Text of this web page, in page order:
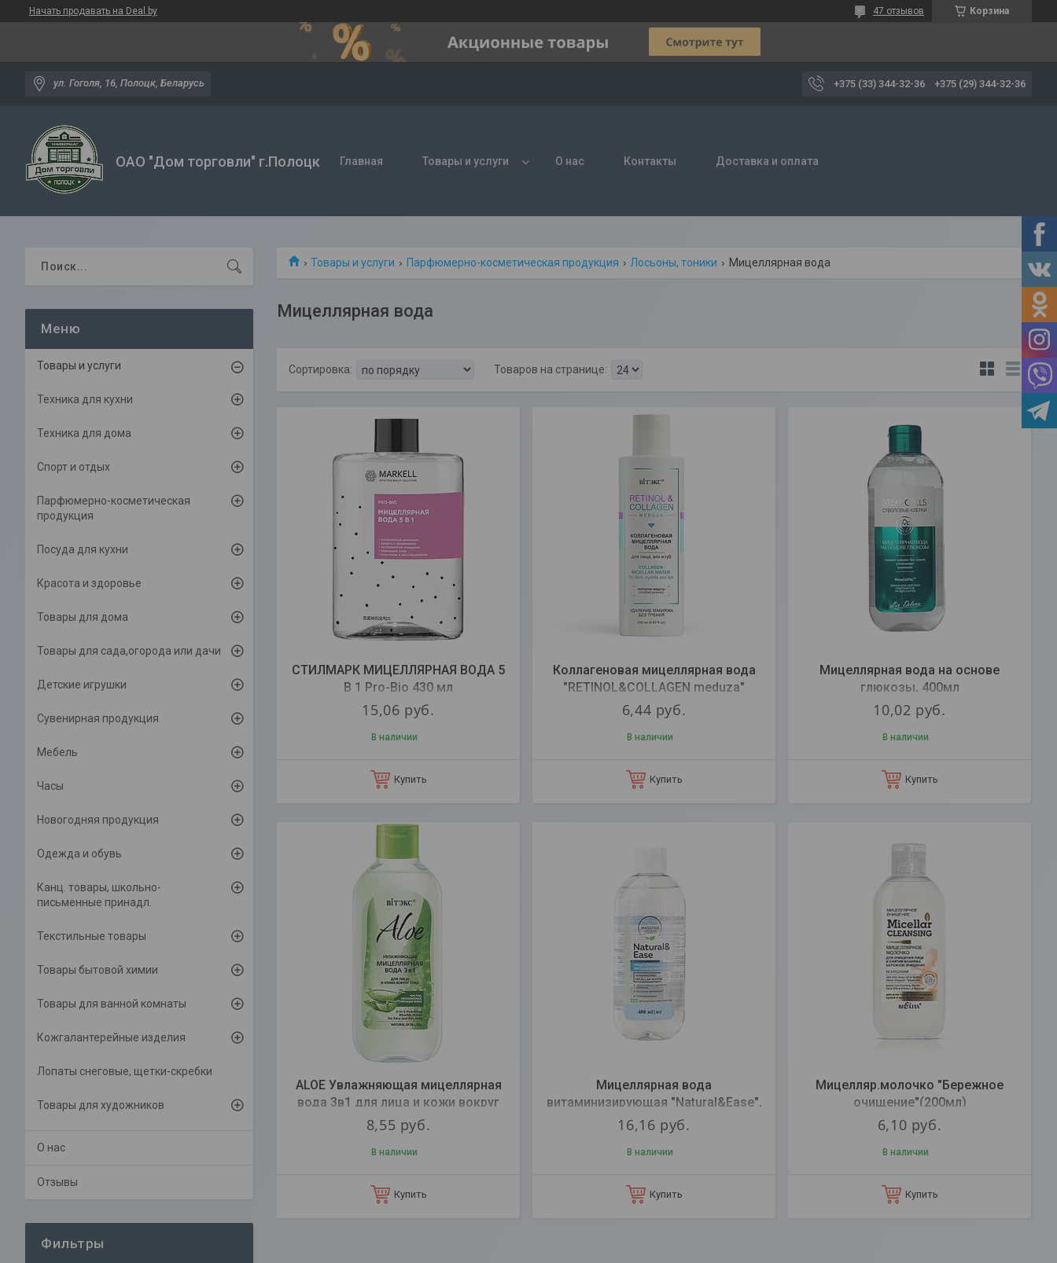
Начать продавать на Deal.by Корзина
47 отзывов
ул. Гоголя, 16, Полоцк, Беларусь +375 (33) 344-32-36 +375 (29) 344-32-36
ОАО "Дом торговли" г.Полоцк Главная Товары и услуги О нас Контакты Доставка и оплата
Товары и услуги Парфюмерно-косметическая продукция Лосьоны, тоники Мицеллярная вода
Мицеллярная вода
СТИЛМАРК МИЦЕЛЛЯРНАЯ ВОДА 5
В 1 Pro-Bio 430 мл
15,06 руб.
В наличии
Купить
Коллагеновая мицеллярная вода
"RETINOL&COLLAGEN meduza"
6,44 руб.
В наличии
Купить
Мицеллярная вода на основе
глюкозы, 400мл
10,02 руб.
В наличии
Купить
ALOE Увлажняющая мицеллярная
вода 3в1 для лица и кожи вокруг
глаз, 400 мл
8,55 руб.
В наличии
Купить
Мицеллярная вода
витаминизирующая "Natural&Ease",
ТМ MASSTIGE
16,16 руб.
В наличии
Купить
Мицелляр.молочко "Бережное
очищение"(200мл)
6,10 руб.
В наличии
Купить
Товары и услуги
Техника для кухни
Техника для дома
Спорт и отдых
Парфюмерно-косметическая
продукция
Посуда для кухни
Красота и здоровье
Товары для дома
Товары для сада,огорода или дачи
Детские игрушки
Сувенирная продукция
Мебель
Часы
Новогодняя продукция
Одежда и обувь
Канц. товары, школьно-
письменные принадл.
Текстильные товары
Товары бытовой химии
Товары для ванной комнаты
Кожгалантерейные изделия
Лопаты снеговые, щетки-скребки
Товары для художников
О нас
Отзывы
Фильтры